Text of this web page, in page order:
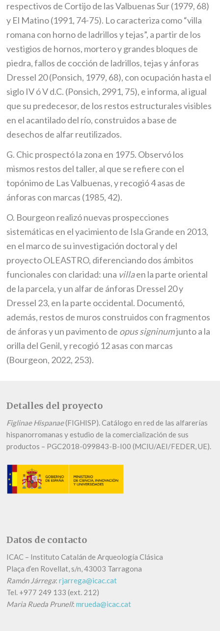
respectivos de Cortijo de las Valbuenas Sur (1979, 68)
y El Matino (1991, 74-75). Lo caracteriza como “villa
romana con horno de ladrillos y tejas”, a partir de los
vestigios de hornos, mortero y grandes bloques de
piedra, fallos de cocción de ladrillos, tejas y ánforas
Dressel 20 (Ponsich, 1979, 68), con ocupación hasta el
siglo IV ó V d.C. (Ponsich, 2991, 75), e informa, al igual
que su predecesor, de los restos estructurales visibles
en el acantilado del río, construidos a base de
desechos de alfar reutilizados.
G. Chic prospectó la zona en 1975. Observó los
mismos restos del taller, al que se refiere con el
topónimo de Las Valbuenas, y recogió 4 asas de
ánforas con marcas (1985, 42).
O. Bourgeon realizó nuevas prospecciones
sistemáticas en el yacimiento de Isla Grande en 2013,
en el marco de su investigación doctoral y del
proyecto OLEASTRO, diferenciando dos ámbitos
funcionales con claridad: una villaen la parte oriental
de la parcela, y un alfar de ánforas Dressel 20 y
Dressel 23, en la parte occidental. Documentó,
además, restos de muros construidos con fragmentos
de ánforas y un pavimento de opus signinumjunto a la
orilla del Genil, y recogió 12 asas con marcas
(Bourgeon, 2022, 253).
Detalles del proyecto
Figlinae Hispanae(FIGHISP). Catálogo en red de las alfarerías
hispanorromanas y estudio de la comercialización de sus
productos – PGC2018-099843-B-I00 (MCIU/AEI/FEDER, UE).
Datos de contacto
ICAC – Instituto Catalán de Arqueología Clásica
Plaça d’en Rovellat, s/n, 43003 Tarragona
Ramón Járrega:rjarrega@icac.cat
Tel. +977 249 133 (ext. 212)
Maria Rueda Prunell:mrueda@icac.cat